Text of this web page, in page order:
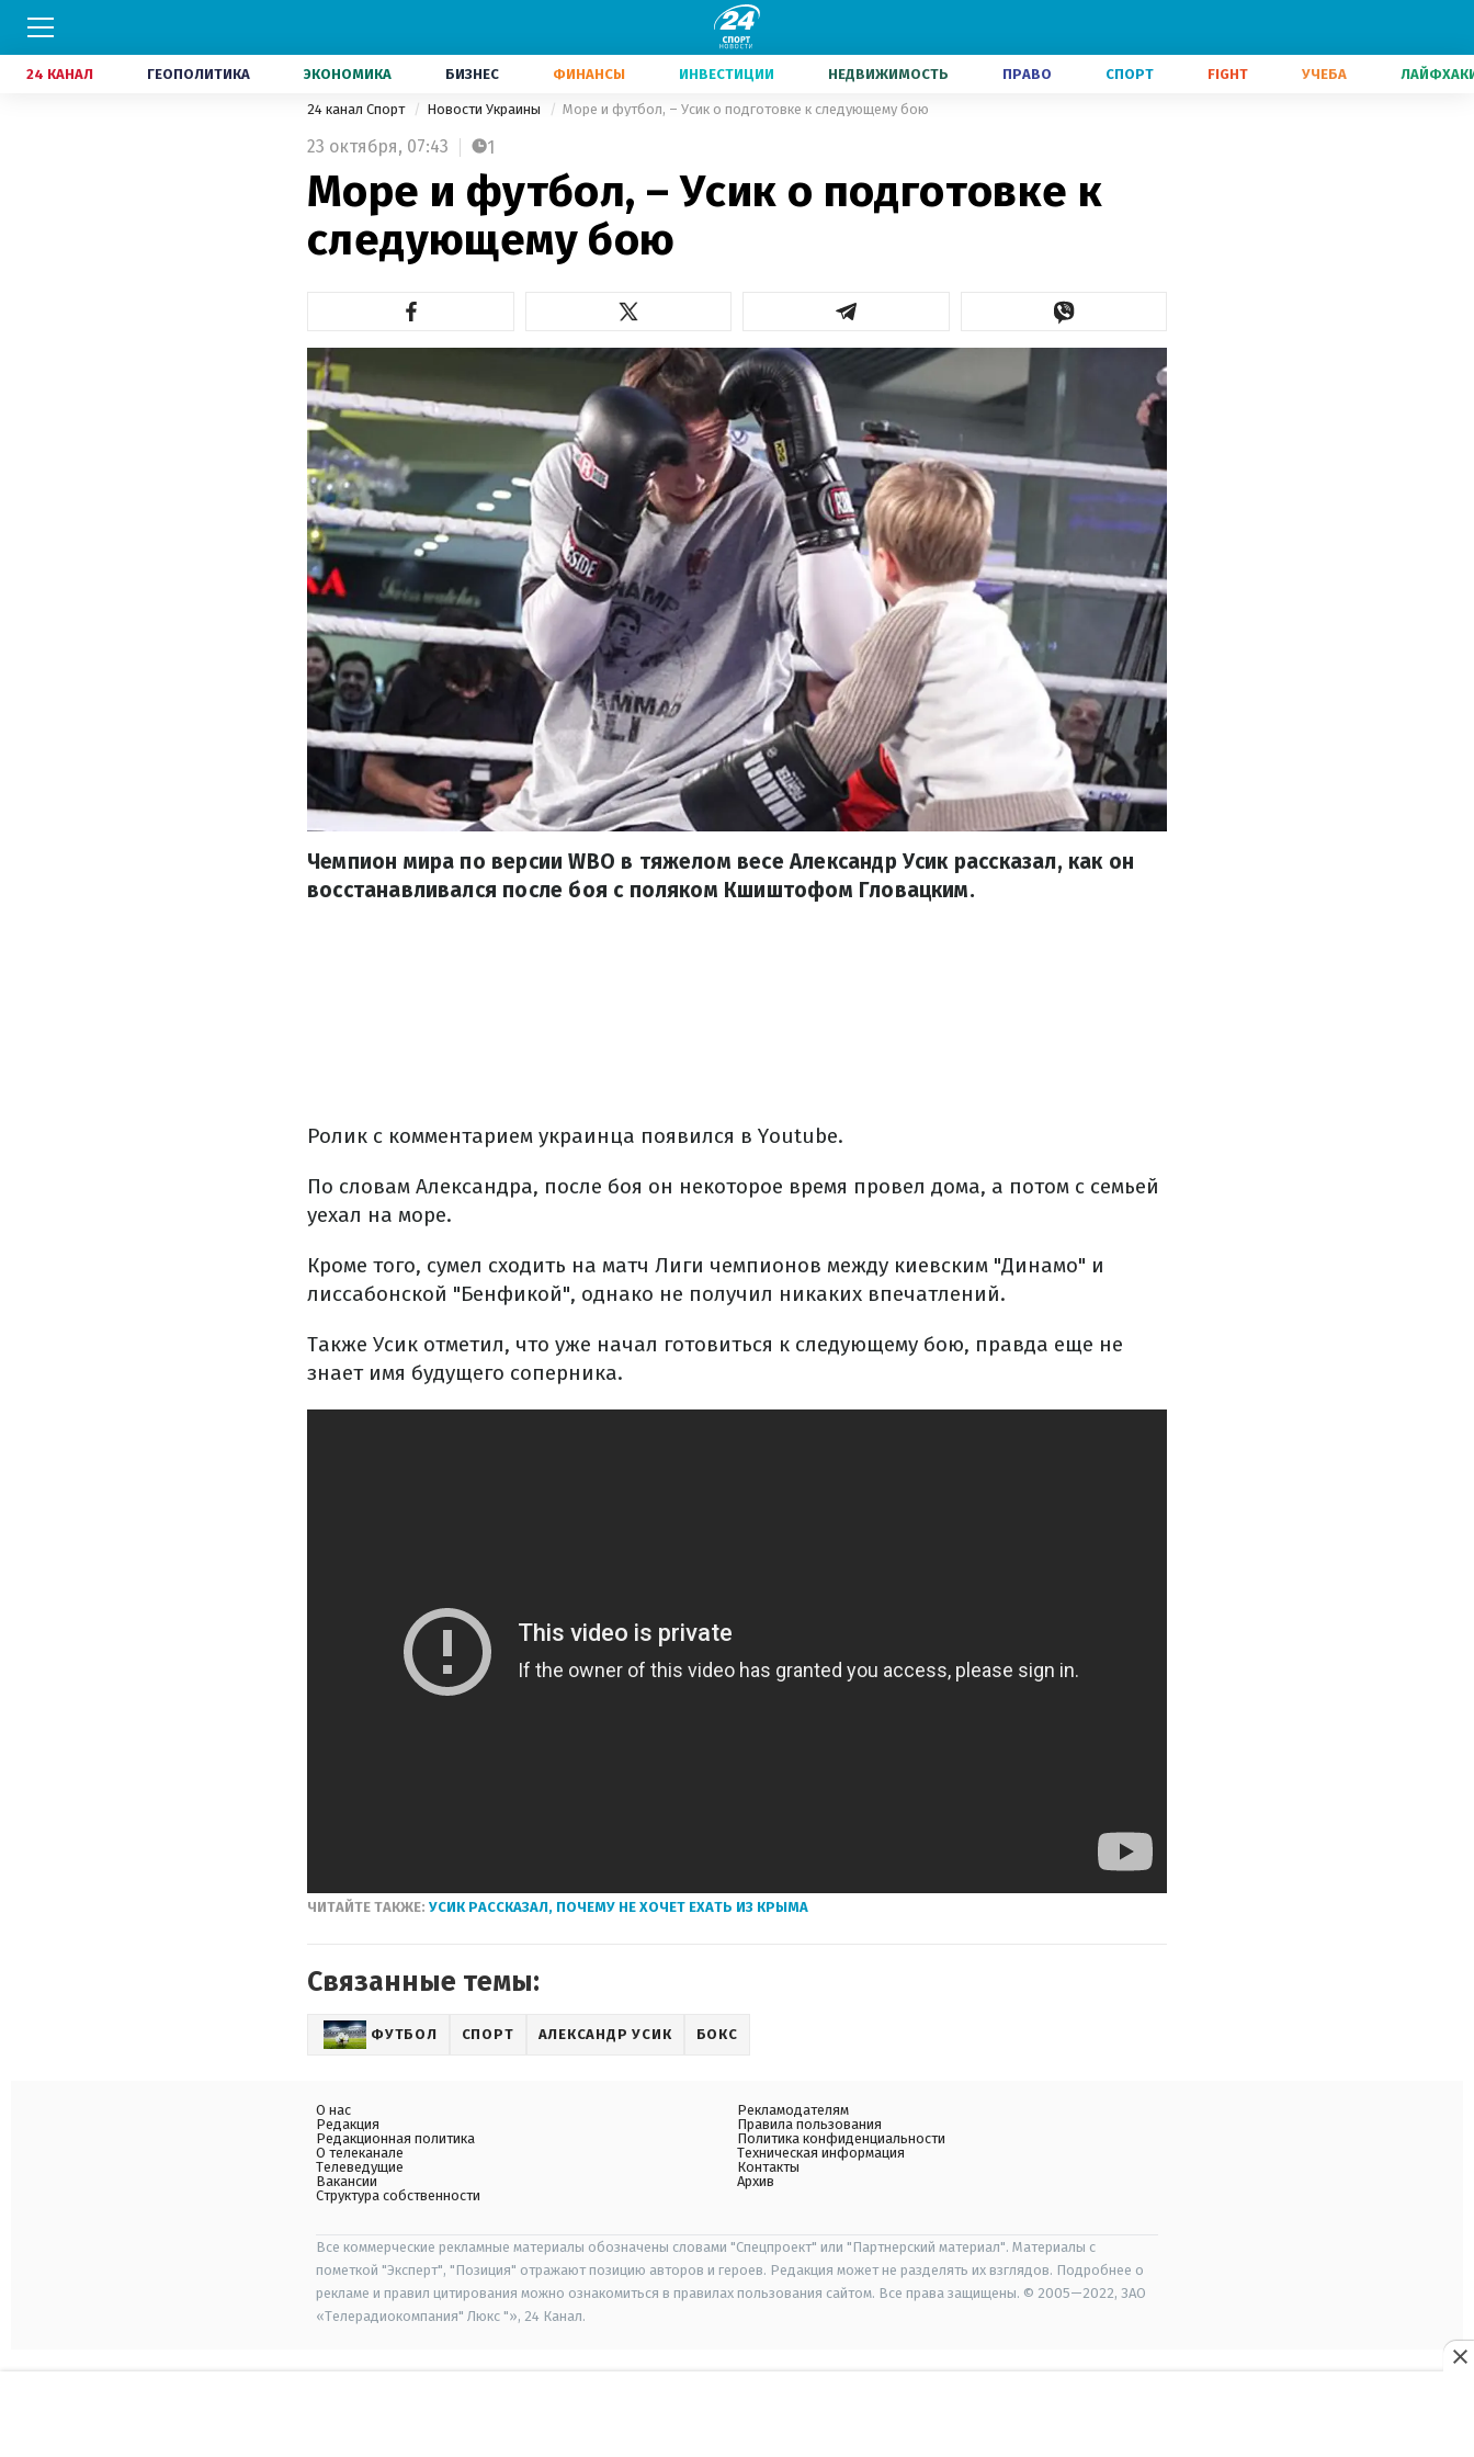
24 КАНАЛ ГЕОПОЛИТИКА ЭКОНОМИКА БИЗНЕС ФИНАНСЫ ИНВЕСТИЦИИ НЕДВИЖИМОСТЬ ПРАВО СПОРТ FIGHT УЧЕБА
24 канал Спорт Новости Украины Море и футбол, – Усик о подготовке к следующему бою
23 октября, 07:43 1
Море и футбол, – Усик о подготовке к
следующему бою
Чемпион мира по версии WBO в тяжелом весе Александр Усик рассказал, как он
восстанавливался после боя с поляком Кшиштофом Гловацким.
Ролик с комментарием украинца появился в Youtube.
По словам Александра, после боя он некоторое время провел дома, а потом с семьей
уехал на море.
Кроме того, сумел сходить на матч Лиги чемпионов между киевским "Динамо" и
лиссабонской "Бенфикой", однако не получил никаких впечатлений.
Также Усик отметил, что уже начал готовиться к следующему бою, правда еще не
знает имя будущего соперника.
ЧИТАЙТЕ ТАКЖЕ: УСИК РАССКАЗАЛ, ПОЧЕМУ НЕ ХОЧЕТ ЕХАТЬ ИЗ КРЫМА
Связанные темы:
ФУТБОЛ СПОРТ АЛЕКСАНДР УСИК БОКС
О нас
Редакция
Редакционная политика
О телеканале
Телеведущие
Вакансии
Структура собственности
Рекламодателям
Правила пользования
Политика конфиденциальности
Техническая информация
Контакты
Архив
Все коммерческие рекламные материалы обозначены словами "Спецпроект" или "Партнерский материал". Материалы с
пометкой "Эксперт", "Позиция" отражают позицию авторов и героев. Редакция может не разделять их взглядов. Подробнее о
рекламе и правил цитирования можно ознакомиться в правилах пользования сайтом. Все права защищены. © 2005—2022, ЗАО
«Телерадиокомпания" Люкс "», 24 Канал.